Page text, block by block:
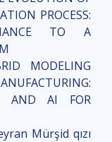
PROCESS:
TO A
MODELING
AND AI FOR
Mürşid qızı